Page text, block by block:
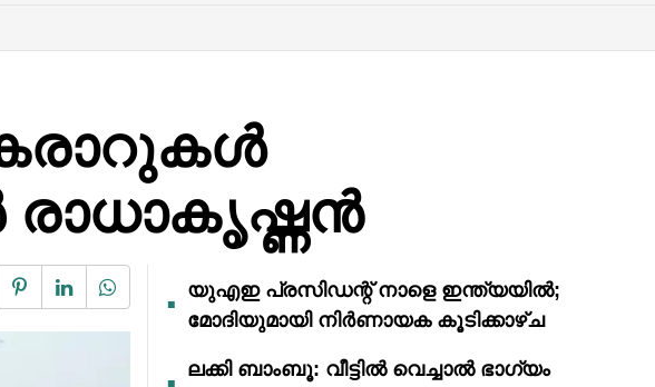
രാധാകൃഷ്ണൻ
യുഎഇ പ്രസിഡന്റ് നാളെ ഇന്ത്യയിൽ;
മോദിയുമായി നിർണായക കൂടിക്കാഴ്ച
ലക്കി ബാംബൂ: വീട്ടിൽ വെച്ചാൽ ഭാഗ്യം